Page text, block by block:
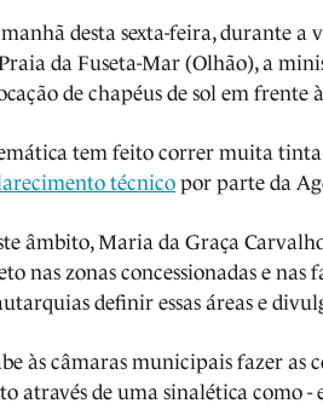
desta sexta-feira, durante a
da Fuseta-Mar (Olhão), a
de chapéus de sol em frente
tem feito correr muita tinta
técnico por parte da
âmbito, Maria da Graça
nas zonas concessionadas e
definir essas áreas e
às câmaras municipais fazer as
através de uma sinalética como -